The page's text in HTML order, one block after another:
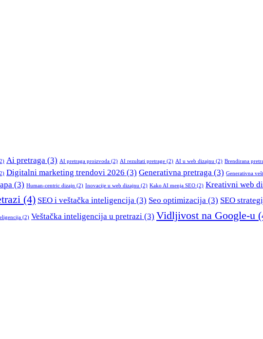
Ai pretraga (3) AI pretraga proizvoda (2) AI rezultati pretrage (2) AI u web dizajnu (2) Brendirana
Digitalni marketing trendovi 2026 (3) Generativna pretraga (3) Generativna
(3) Human-centric dizajn (2) Inovacije u web dizajnu (2) Kako AI menja SEO (2) Kreativni web
(4) SEO i veštačka inteligencija (3) Seo optimizacija (3) SEO
(2) Veštačka inteligencija u pretrazi (3) Vidljivost na Google-u